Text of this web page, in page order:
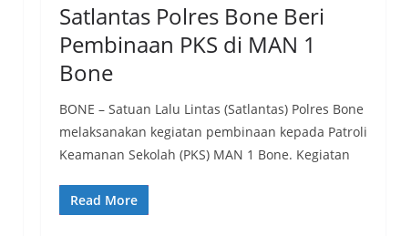
Satlantas Polres Bone Beri
Pembinaan PKS di MAN 1
Bone
BONE – Satuan Lalu Lintas (Satlantas) Polres Bone
melaksanakan kegiatan pembinaan kepada Patroli
Keamanan Sekolah (PKS) MAN 1 Bone. Kegiatan
Read More